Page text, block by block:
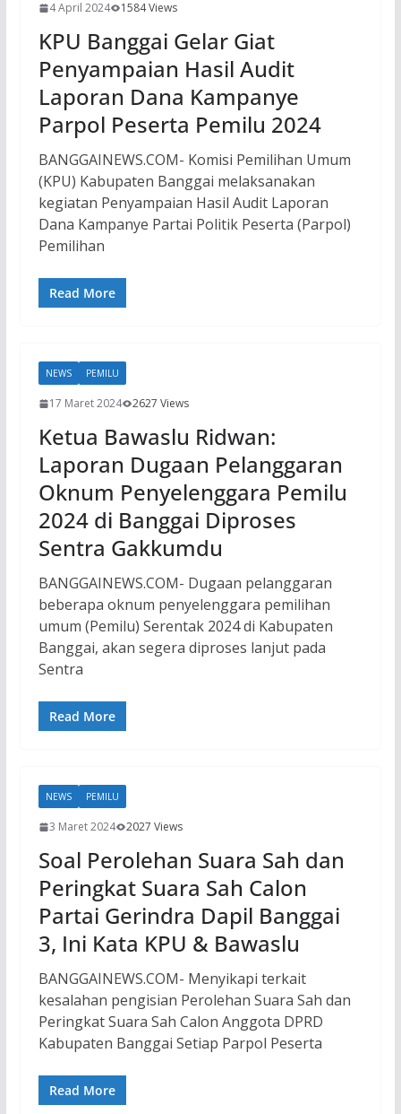
4 April 2024 1584 Views
KPU Banggai Gelar Giat
Penyampaian Hasil Audit
Laporan Dana Kampanye
Parpol Peserta Pemilu 2024
BANGGAINEWS.COM- Komisi Pemilihan Umum
(KPU) Kabupaten Banggai melaksanakan
kegiatan Penyampaian Hasil Audit Laporan
Dana Kampanye Partai Politik Peserta (Parpol)
Pemilihan
Read More
NEWS PEMILU
17 Maret 2024 2627 Views
Ketua Bawaslu Ridwan:
Laporan Dugaan Pelanggaran
Oknum Penyelenggara Pemilu
2024 di Banggai Diproses
Sentra Gakkumdu
BANGGAINEWS.COM- Dugaan pelanggaran
beberapa oknum penyelenggara pemilihan
umum (Pemilu) Serentak 2024 di Kabupaten
Banggai, akan segera diproses lanjut pada
Sentra
Read More
NEWS PEMILU
3 Maret 2024 2027 Views
Soal Perolehan Suara Sah dan
Peringkat Suara Sah Calon
Partai Gerindra Dapil Banggai
3, Ini Kata KPU & Bawaslu
BANGGAINEWS.COM- Menyikapi terkait
kesalahan pengisian Perolehan Suara Sah dan
Peringkat Suara Sah Calon Anggota DPRD
Kabupaten Banggai Setiap Parpol Peserta
Read More